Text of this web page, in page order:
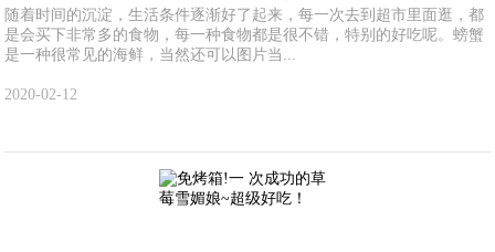
随着时间的沉淀，生活条件逐渐好了起来，每一次去到超市里面逛，都
是会买下非常多的食物，每一种食物都是很不错，特别的好吃呢。螃蟹
是一种很常见的海鲜，当然还可以图片当...
2020-02-12